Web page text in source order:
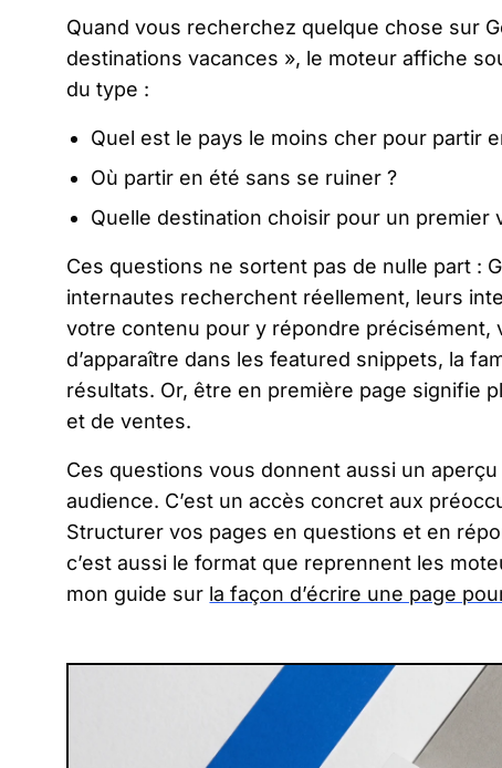
Quand vous recherchez quelque chose sur
destinations vacances », le moteur affiche
du type :
Quel est le pays le moins cher pour partir
Où partir en été sans se ruiner ?
Quelle destination choisir pour un premier
Ces questions ne sortent pas de nulle part :
internautes recherchent réellement, leurs
votre contenu pour y répondre précisément,
d’apparaître dans les featured snippets, la
résultats. Or, être en première page signifie
et de ventes.
Ces questions vous donnent aussi un
audience. C’est un accès concret aux
Structurer vos pages en questions et en
c’est aussi le format que reprennent les
mon guide sur la façon d’écrire une page